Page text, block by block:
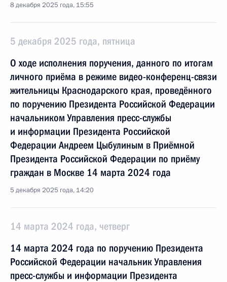
8 декабря 2025 года, 15:55
5 декабря 2025 года, пятница
О ходе исполнения поручения, данного по итогам
личного приёма в режиме видео-конференц-связи
жительницы Краснодарского края, проведённого
по поручению Президента Российской Федерации
начальником Управления пресс-службы
и информации Президента Российской
Федерации Андреем Цыбулиным в Приёмной
Президента Российской Федерации по приёму
граждан в Москве 14 марта 2024 года
5 декабря 2025 года, 14:20
14 марта 2024 года, четверг
14 марта 2024 года по поручению Президента
Российской Федерации начальник Управления
пресс-службы и информации Президента